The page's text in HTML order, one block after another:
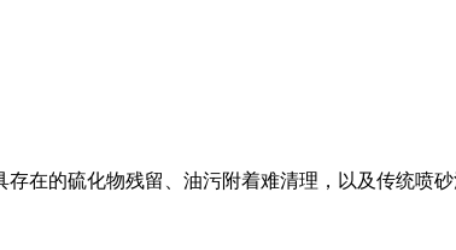
在的硫化物残留、油污附着难清理，以及传统喷